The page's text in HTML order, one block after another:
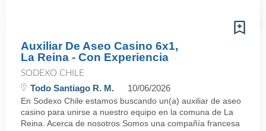
Auxiliar De Aseo Casino 6x1,
La Reina - Con Experiencia
SODEXO CHILE
Todo Santiago R. M. 10/06/2026
En Sodexo Chile estamos buscando un(a) auxiliar de aseo
casino para unirse a nuestro equipo en la comuna de La
Reina. Acerca de nosotros Somos una compañía francesa